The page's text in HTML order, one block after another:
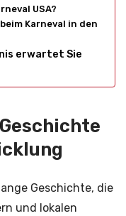
USA?
Karneval in den
erwartet Sie
Geschichte, die
und lokalen